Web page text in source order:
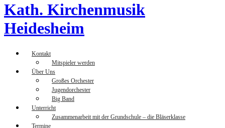
Kath. Kirchenmusik
Heidesheim
Kontakt
Mitspieler werden
Über Uns
Großes Orchester
Jugendorchester
Big Band
Unterricht
Zusammenarbeit mit der Grundschule – die Bläserklasse
Termine